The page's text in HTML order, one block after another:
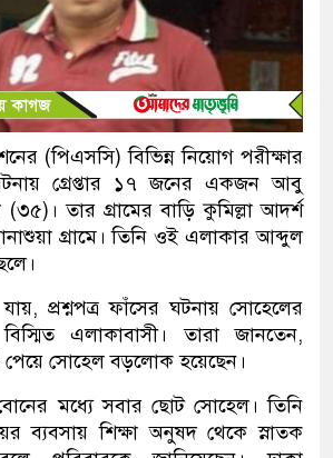
(পিএসসি) বিভিন্ন নিয়োগ পরীক্ষার
ঘটনায় গ্রেপ্তার ১৭ জনের একজন আবু
তার গ্রামের বাড়ি কুমিল্লা আদর্শ
গ্রামে। তিনি ওই এলাকার আব্দুল
প্রশ্নপত্র ফাঁসের ঘটনায় সোহেলের
বিস্মিত এলাকাবাসী। তারা জানতেন,
সোহেল বড়লোক হয়েছেন।
মধ্যে সবার ছোট সোহেল। তিনি
ব্যবসায় শিক্ষা অনুষদ থেকে স্নাতক